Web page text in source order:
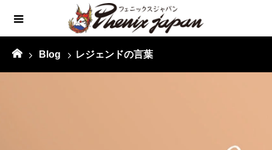
Blog レジェンドの言葉